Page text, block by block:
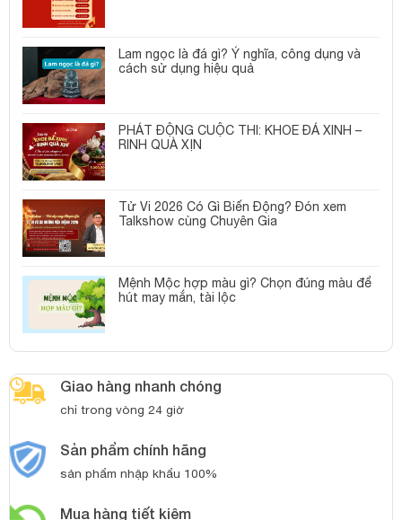
Lam ngọc là đá gì? Ý nghĩa, công dụng và
cách sử dụng hiệu quả
PHÁT ĐỘNG CUỘC THI: KHOE ĐÁ XINH –
RINH QUÀ XỊN
Tử Vi 2026 Có Gì Biến Động? Đón xem
Talkshow cùng Chuyên Gia
Mệnh Mộc hợp màu gì? Chọn đúng màu để
hút may mắn, tài lộc
Giao hàng nhanh chóng
chỉ trong vòng 24 giờ
Sản phẩm chính hãng
sản phẩm nhập khẩu 100%
Mua hàng tiết kiệm